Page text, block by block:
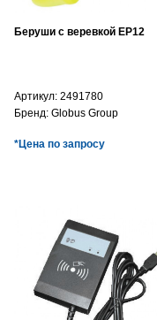
Беруши с веревкой EP12
Артикул: 2491780
Бренд: Globus Group
*Цена по запросу